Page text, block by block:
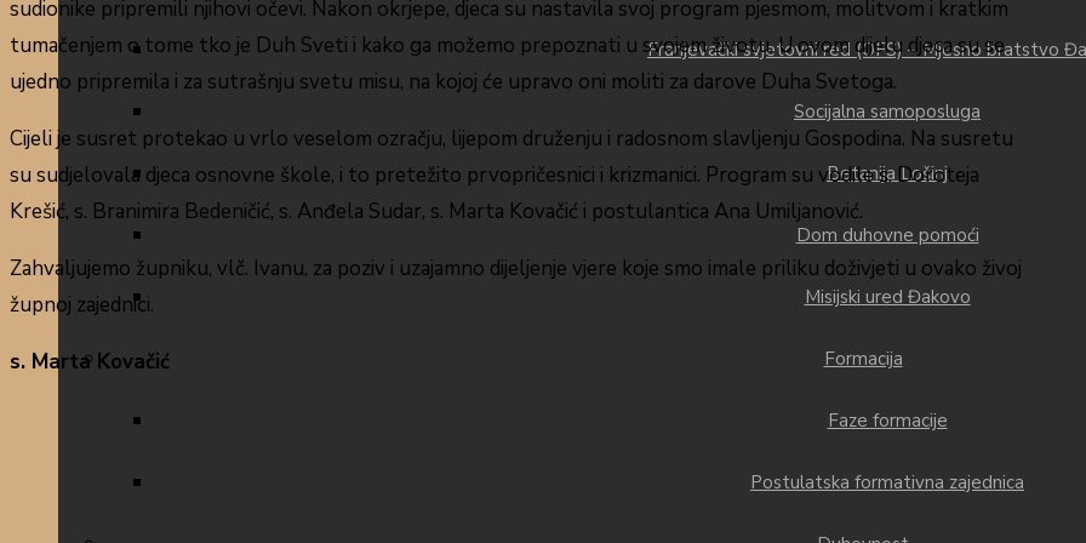
Franjevački svjetovni red (OFS) – Mjesno bratstvo
Socijalna samoposluga
Betanija Lošinj
Dom duhovne pomoći
Misijski ured Đakovo
Formacija
Faze formacije
Postulatska formativna zajednica
sudionike pripremili njihovi očevi. Nakon okrjepe, djeca su nastavila svoj program pjesmom, molitvom i kratkim
tumačenjem o tome tko je Duh Sveti i kako ga možemo prepoznati u svojem životu. U ovom dijelu djeca su se
ujedno pripremila i za sutrašnju svetu misu, na kojoj će upravo oni moliti za darove Duha Svetoga.
Cijeli je susret protekao u vrlo veselom ozračju, lijepom druženju i radosnom slavljenju Gospodina. Na susretu
su sudjelovala djeca osnovne škole, i to pretežito prvopričesnici i krizmanici. Program su vodile s. Doroteja
Krešić, s. Branimira Bedeničić, s. Anđela Sudar, s. Marta Kovačić i postulantica Ana Umiljanović.
Zahvaljujemo župniku, vlč. Ivanu, za poziv i uzajamno dijeljenje vjere koje smo imale priliku doživjeti u ovako živoj
župnoj zajednici.
s. Marta Kovačić